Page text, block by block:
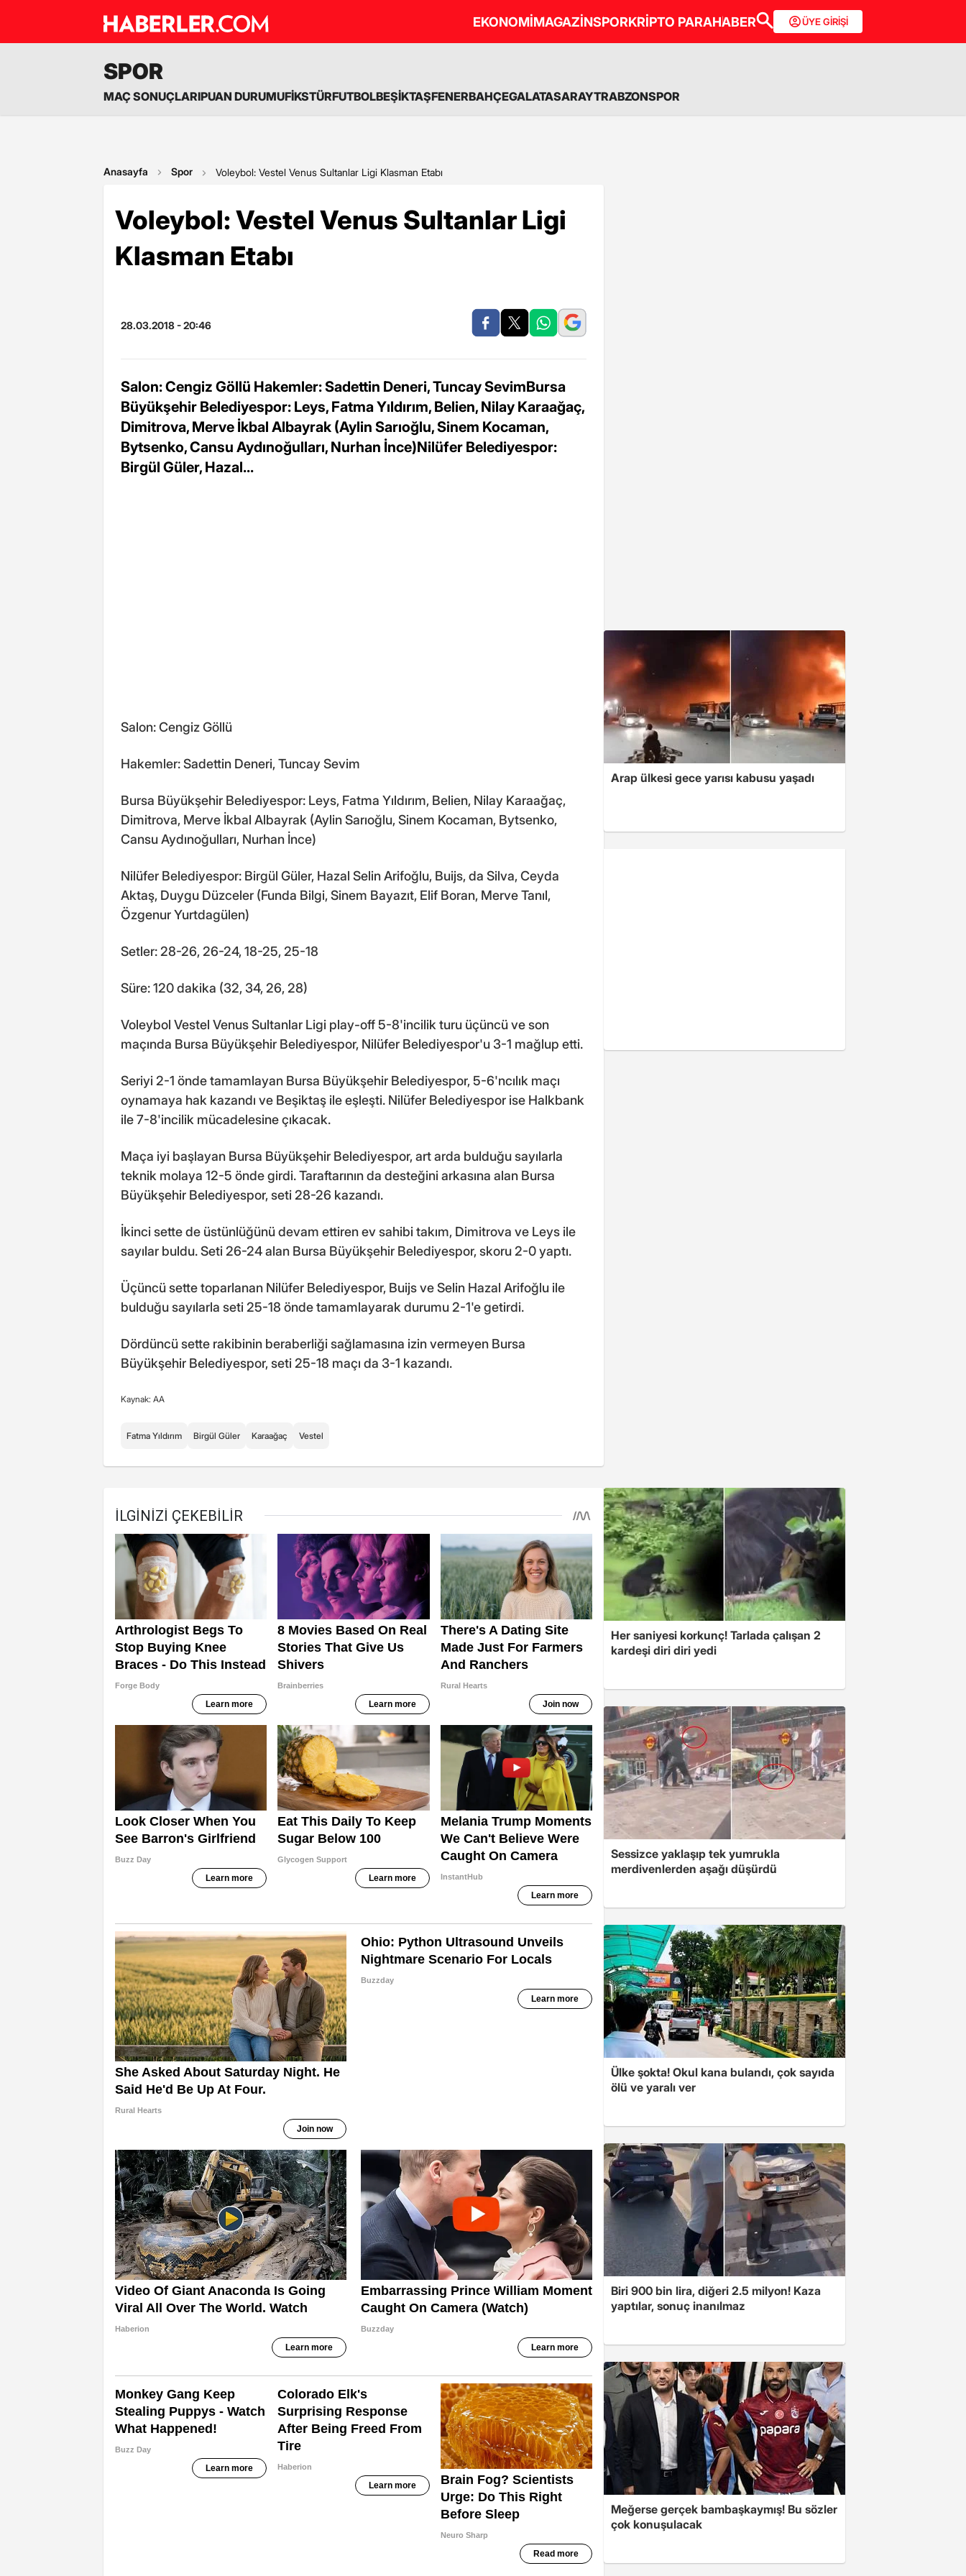
EKONOMİMAGAZİNSPORKRİPTO PARAHABER ÜYE GİRİŞİ
SPOR
MAÇ SONUÇLARIPUAN DURUMUFİKSTÜRFUTBOLBEŞİKTAŞFENERBAHÇEGALATASARAYTRABZONSPOR
Anasayfa Spor Voleybol: Vestel Venus Sultanlar Ligi Klasman Etabı
Voleybol: Vestel Venus Sultanlar Ligi
Klasman Etabı
28.03.2018 - 20:46
Salon: Cengiz Göllü Hakemler: Sadettin Deneri, Tuncay SevimBursa
Büyükşehir Belediyespor: Leys, Fatma Yıldırım, Belien, Nilay Karaağaç,
Dimitrova, Merve İkbal Albayrak (Aylin Sarıoğlu, Sinem Kocaman,
Bytsenko, Cansu Aydınoğulları, Nurhan İnce)Nilüfer Belediyespor:
Birgül Güler, Hazal...
Salon: Cengiz Göllü
Hakemler: Sadettin Deneri, Tuncay Sevim
Bursa Büyükşehir Belediyespor: Leys, Fatma Yıldırım, Belien, Nilay Karaağaç,
Dimitrova, Merve İkbal Albayrak (Aylin Sarıoğlu, Sinem Kocaman, Bytsenko,
Cansu Aydınoğulları, Nurhan İnce)
Nilüfer Belediyespor: Birgül Güler, Hazal Selin Arifoğlu, Buijs, da Silva, Ceyda
Aktaş, Duygu Düzceler (Funda Bilgi, Sinem Bayazıt, Elif Boran, Merve Tanıl,
Özgenur Yurtdagülen)
Setler: 28-26, 26-24, 18-25, 25-18
Süre: 120 dakika (32, 34, 26, 28)
Voleybol Vestel Venus Sultanlar Ligi play-off 5-8'incilik turu üçüncü ve son
maçında Bursa Büyükşehir Belediyespor, Nilüfer Belediyespor'u 3-1 mağlup etti.
Seriyi 2-1 önde tamamlayan Bursa Büyükşehir Belediyespor, 5-6'ncılık maçı
oynamaya hak kazandı ve Beşiktaş ile eşleşti. Nilüfer Belediyespor ise Halkbank
ile 7-8'incilik mücadelesine çıkacak.
Maça iyi başlayan Bursa Büyükşehir Belediyespor, art arda bulduğu sayılarla
teknik molaya 12-5 önde girdi. Taraftarının da desteğini arkasına alan Bursa
Büyükşehir Belediyespor, seti 28-26 kazandı.
İkinci sette de üstünlüğünü devam ettiren ev sahibi takım, Dimitrova ve Leys ile
sayılar buldu. Seti 26-24 alan Bursa Büyükşehir Belediyespor, skoru 2-0 yaptı.
Üçüncü sette toparlanan Nilüfer Belediyespor, Buijs ve Selin Hazal Arifoğlu ile
bulduğu sayılarla seti 25-18 önde tamamlayarak durumu 2-1'e getirdi.
Dördüncü sette rakibinin beraberliği sağlamasına izin vermeyen Bursa
Büyükşehir Belediyespor, seti 25-18 maçı da 3-1 kazandı.
Kaynak: AA
Fatma Yıldırım Birgül Güler Karaağaç Vestel
Arap ülkesi gece yarısı kabusu yaşadı
Her saniyesi korkunç! Tarlada çalışan 2
kardeşi diri diri yedi
Sessizce yaklaşıp tek yumrukla
merdivenlerden aşağı düşürdü
Ülke şokta! Okul kana bulandı, çok sayıda
ölü ve yaralı ver
Biri 900 bin lira, diğeri 2.5 milyon! Kaza
yaptılar, sonuç inanılmaz
Meğerse gerçek bambaşkaymış! Bu sözler
çok konuşulacak